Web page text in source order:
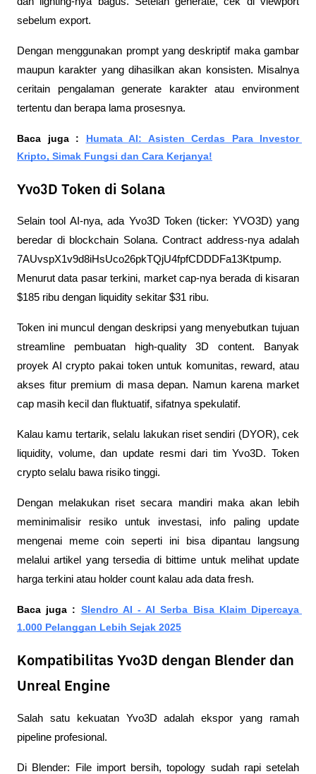
sebelum export.
Dengan menggunakan prompt yang deskriptif maka gambar
maupun karakter yang dihasilkan akan konsisten. Misalnya
ceritain pengalaman generate karakter atau environment
tertentu dan berapa lama prosesnya.
Baca juga : Humata AI: Asisten Cerdas Para Investor
Kripto, Simak Fungsi dan Cara Kerjanya!
Yvo3D Token di Solana
Selain tool AI-nya, ada Yvo3D Token (ticker: YVO3D) yang
beredar di blockchain Solana. Contract address-nya adalah
7AUvspX1v9d8iHsUco26pkTQjU4fpfCDDDFa13Ktpump.
Menurut data pasar terkini, market cap-nya berada di kisaran
$185 ribu dengan liquidity sekitar $31 ribu.
Token ini muncul dengan deskripsi yang menyebutkan tujuan
streamline pembuatan high-quality 3D content. Banyak
proyek AI crypto pakai token untuk komunitas, reward, atau
akses fitur premium di masa depan. Namun karena market
cap masih kecil dan fluktuatif, sifatnya spekulatif.
Kalau kamu tertarik, selalu lakukan riset sendiri (DYOR), cek
liquidity, volume, dan update resmi dari tim Yvo3D. Token
crypto selalu bawa risiko tinggi.
Dengan melakukan riset secara mandiri maka akan lebih
meminimalisir resiko untuk investasi, info paling update
mengenai meme coin seperti ini bisa dipantau langsung
melalui artikel yang tersedia di bittime untuk melihat update
harga terkini atau holder count kalau ada data fresh.
Baca juga : Slendro AI - AI Serba Bisa Klaim Dipercaya
1.000 Pelanggan Lebih Sejak 2025
Kompatibilitas Yvo3D dengan Blender dan
Unreal Engine
Salah satu kekuatan Yvo3D adalah ekspor yang ramah
pipeline profesional.
Di Blender: File import bersih, topology sudah rapi setelah